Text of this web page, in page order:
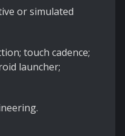
or simulated
touch cadence;
launcher;